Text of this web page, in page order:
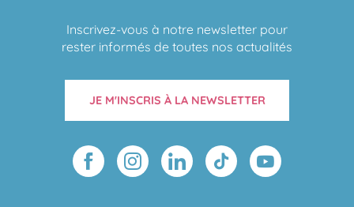
Inscrivez-vous à notre newsletter pour
rester informés de toutes nos actualités
JE M'INSCRIS À LA NEWSLETTER